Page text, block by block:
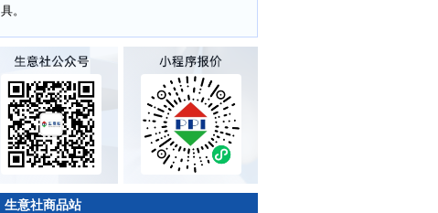
具。
生意社商品站